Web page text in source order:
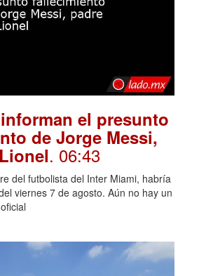
el presunto
de Jorge Messi,
. 06:43
del futbolista del Inter Miami, habría
viernes 7 de agosto. Aún no hay un